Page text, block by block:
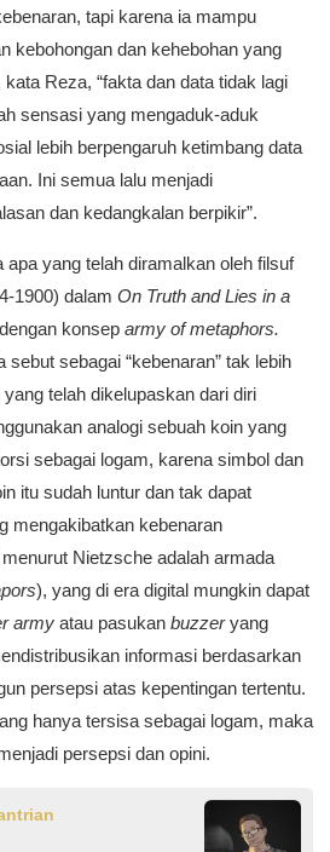
tapi karena ia mampu
kebohongan dan kehebohan yang
Reza, “fakta dan data tidak lagi
sensasi yang mengaduk-aduk
lebih berpengaruh ketimbang data
Ini semua lalu menjadi
dan kedangkalan berpikir”.
apa yang telah diramalkan oleh filsuf
1900) dalam On Truth and Lies in a
konsep army of metaphors.
sebagai “kebenaran” tak lebih
telah dikelupaskan dari diri
analogi sebuah koin yang
sebagai logam, karena simbol dan
itu sudah luntur dan tak dapat
mengakibatkan kebenaran
Nietzsche adalah armada
), yang di era digital mungkin dapat
army atau pasukan buzzeryang
informasi berdasarkan
persepsi atas kepentingan tertentu.
hanya tersisa sebagai logam, maka
persepsi dan opini.